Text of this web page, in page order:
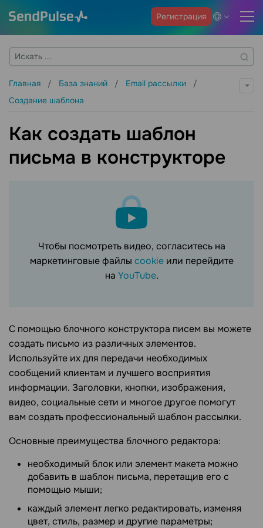
Регистрация
Главная База знаний
Email рассылки
Создание шаблона
Как создать шаблон
письма в конструкторе
Чтобы посмотреть видео, согласитесь на
маркетинговые файлы cookie или перейдите
на YouTube.
С помощью блочного конструктора писем вы можете
создать письмо из различных элементов.
Используйте их для передачи необходимых
сообщений клиентам и лучшего восприятия
информации. Заголовки, кнопки, изображения,
видео, социальные сети и многое другое помогут
вам создать профессиональный шаблон рассылки.
Основные преимущества блочного редактора:
необходимый блок или элемент макета можно
добавить в шаблон письма, перетащив его с
помощью мыши;
каждый элемент легко редактировать, изменяя
цвет, стиль, размер и другие параметры;